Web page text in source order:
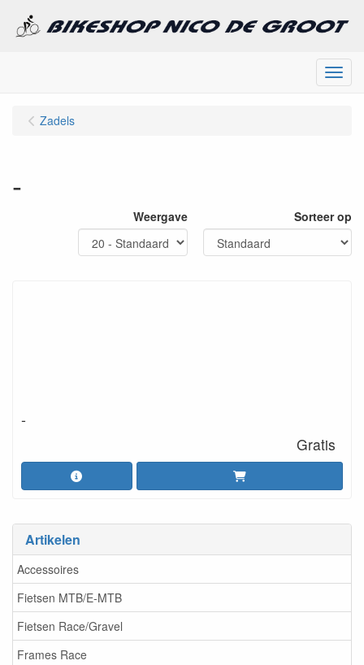
Menu
Artikelen
Accessoires
Fietsen MTB/E-MTB
Fietsen Race/Gravel
Frames Race
Zadels
-
Weergave Sorteer op
-
Gratis